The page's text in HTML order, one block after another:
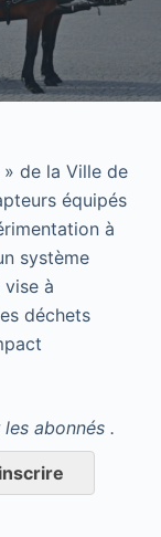
de la Ville de
équipés
à
système
à
déchets
abonnés .